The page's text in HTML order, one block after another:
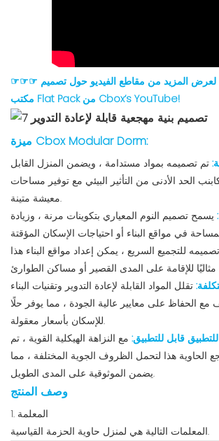
☞☞☞ قم بربط هذا الرابط لعرض المزيد من مقاطع الفيديو حول تصميم
مكتب Flat Pack من Cbox’s YouTube!
ميزة Cbox Modular Dorm:
تم تصميمه بمواد مستدامة ، ويضمن المنزل القابل
الحد الأدنى من التأثير البيئي مع توفير مساحات
معيشة متينة.
يسمح تصميم النوم المعياري بتكوينات مرنة ، وزيادة
للتجميع السريع ، يمكن إعداد مواقع البناء هذا
تقلل المواد القابلة لإعادة التدوير وتقنيات البناء
مع الحفاظ على معايير عالية الجودة ، مما يوفر حلًا
للإسكان بأسعار معقولة.
قابل للتطبيق: مع النزاهة الهيكلية القوية ، تم
الحاوية هذا لتحمل الظروف الجوية المختلفة ، مما
يضمن الموثوقية على المدى الطويل.
وصف المنتج
1. المعلمة
المعلمات التالية هي لمنزل حاوية الحزمة القياسية.